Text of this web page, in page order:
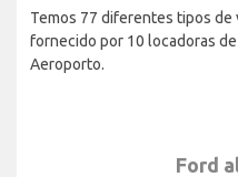
Temos 77 diferentes tipos
fornecido por 10 locadoras
Aeroporto.
Ford